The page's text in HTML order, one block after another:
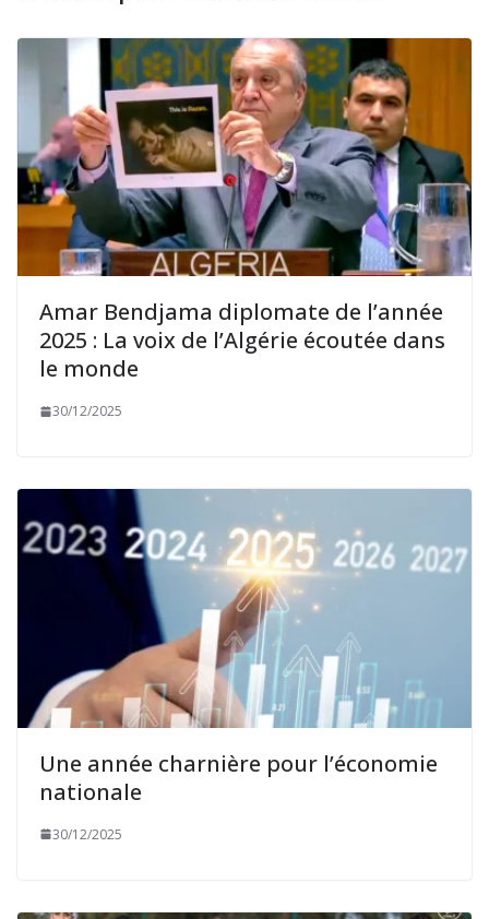
Amar Bendjama diplomate de l’année
2025 : La voix de l’Algérie écoutée dans
le monde
30/12/2025
Une année charnière pour l’économie
nationale
30/12/2025